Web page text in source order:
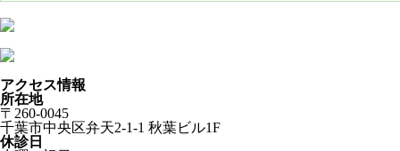
アクセス情報
所在地
〒260-0045
千葉市中央区弁天2-1-1 秋葉ビル1F
休診日